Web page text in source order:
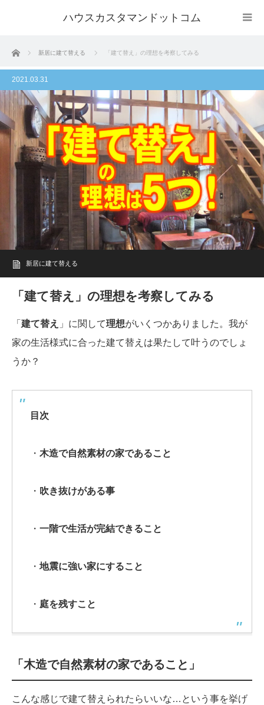
ハウスカスタマンドットコム
ホーム 新居に建て替える 「建て替え」の理想を考察してみる
2021.03.31
新居に建て替える
「建て替え」の理想を考察してみる
「 建て替え 」に関して理想がいくつかありました。我が
家の生活様式に合った建て替えは果たして叶うのでしょ
うか？
目次
・ 木造で自然素材の家であること
・ 吹き抜けがある事
・ 一階で生活が完結できること
・ 地震に強い家にすること
・ 庭を残すこと
「木造で自然素材の家であること」
こんな感じで建て替えられたらいいな…という事を挙げ